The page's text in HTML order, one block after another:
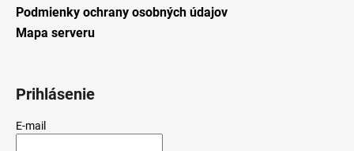
Podmienky ochrany osobných údajov
Mapa serveru
Prihlásenie
E-mail